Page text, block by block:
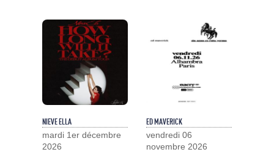
NIEVE ELLA
mardi 1er décembre
2026
ED MAVERICK
vendredi 06
novembre 2026